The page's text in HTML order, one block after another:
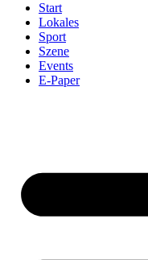
Start
Lokales
Sport
Szene
Events
E-Paper